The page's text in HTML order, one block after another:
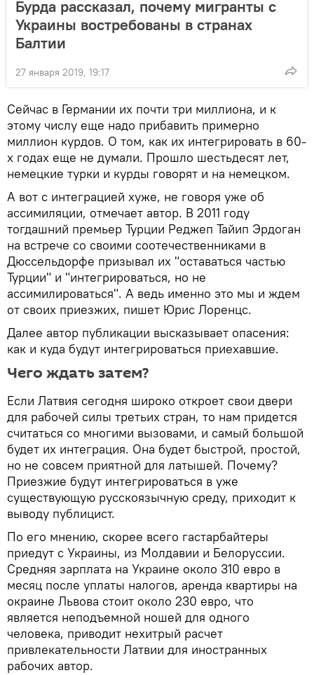
Бурда рассказал, почему мигранты с
Украины востребованы в странах
Балтии
27 января 2019, 19:17
Сейчас в Германии их почти три миллиона, и к
этому числу еще надо прибавить примерно
миллион курдов. О том, как их интегрировать в 60-
х годах еще не думали. Прошло шестьдесят лет,
немецкие турки и курды говорят и на немецком.
А вот с интеграцией хуже, не говоря уже об
ассимиляции, отмечает автор. В 2011 году
тогдашний премьер Турции Реджеп Тайип Эрдоган
на встрече со своими соотечественниками в
Дюссельдорфе призывал их "оставаться частью
Турции" и "интегрироваться, но не
ассимилироваться". А ведь именно это мы и ждем
от своих приезжих, пишет Юрис Лоренцс.
Далее автор публикации высказывает опасения:
как и куда будут интегрироваться приехавшие.
Чего ждать затем?
Если Латвия сегодня широко откроет свои двери
для рабочей силы третьих стран, то нам придется
считаться со многими вызовами, и самый большой
будет их интеграция. Она будет быстрой, простой,
но не совсем приятной для латышей. Почему?
Приезжие будут интегрироваться в уже
существующую русскоязычную среду, приходит к
выводу публицист.
По его мнению, скорее всего гастарбайтеры
приедут с Украины, из Молдавии и Белоруссии.
Средняя зарплата на Украине около 310 евро в
месяц после уплаты налогов, аренда квартиры на
окраине Львова стоит около 230 евро, что
является неподъемной ношей для одного
человека, приводит нехитрый расчет
привлекательности Латвии для иностранных
рабочих автор.